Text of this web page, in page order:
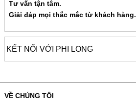
Tư vấn tận tâm.
Giải đáp mọi thắc mắc từ khách hàng.
KẾT NỐI VỚI PHI LONG
VỀ CHÚNG TÔI